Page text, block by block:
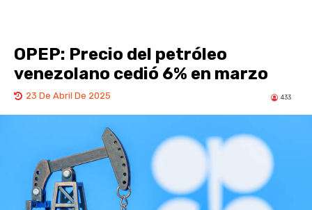
OPEP: Precio del petróleo
venezolano cedió 6% en marzo
23 De Abril De 2025 433